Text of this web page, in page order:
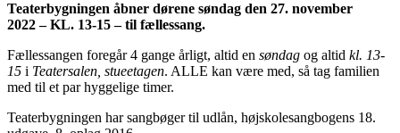
Teaterbygningen åbner dørene søndag den 27. november
2022 – KL. 13-15 – til fællessang.
Fællessangen foregår 4 gange årligt, altid en søndag og altid kl. 13-
15 i Teatersalen, stueetagen. ALLE kan være med, så tag familien
med til et par hyggelige timer.
Teaterbygningen har sangbøger til udlån, højskolesangbogens 18.